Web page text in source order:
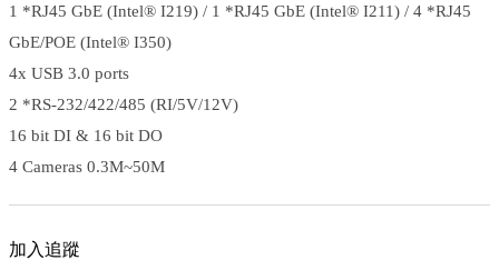
1 *RJ45 GbE (Intel® I219) / 1 *RJ45 GbE (Intel® I211) / 4 *RJ45
GbE/POE (Intel® I350)
4x USB 3.0 ports
2 *RS-232/422/485 (RI/5V/12V)
16 bit DI & 16 bit DO
4 Cameras 0.3M~50M
加入追蹤